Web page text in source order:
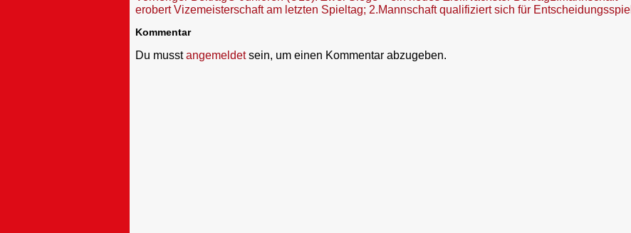
erobert Vizemeisterschaft am letzten Spieltag; 2.Mannschaft qualifiziert sich für Entscheidungsspiel
Kommentar
Du musstangemeldetsein, um einen Kommentar abzugeben.